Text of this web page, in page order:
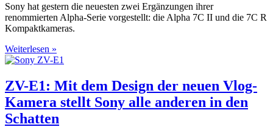
Sony hat gestern die neuesten zwei Ergänzungen ihrer
renommierten Alpha-Serie vorgestellt: die Alpha 7C II und die 7C R
Kompaktkameras.
Weiterlesen »
ZV-E1: Mit dem Design der neuen Vlog-
Kamera stellt Sony alle anderen in den
Schatten